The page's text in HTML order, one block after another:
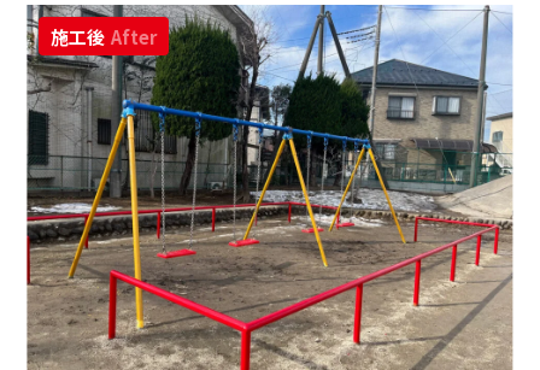
施工後 After